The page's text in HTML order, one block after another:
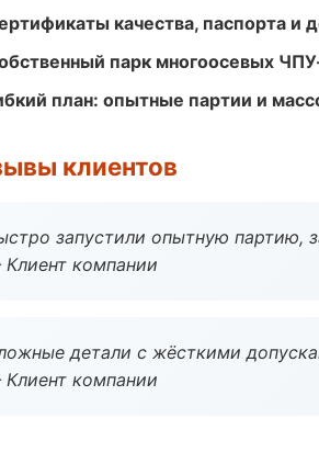
качества, паспорта и
парк многоосевых
план: опытные партии и
клиентов
запустили опытную партию,
компании
детали с жёсткими
компании